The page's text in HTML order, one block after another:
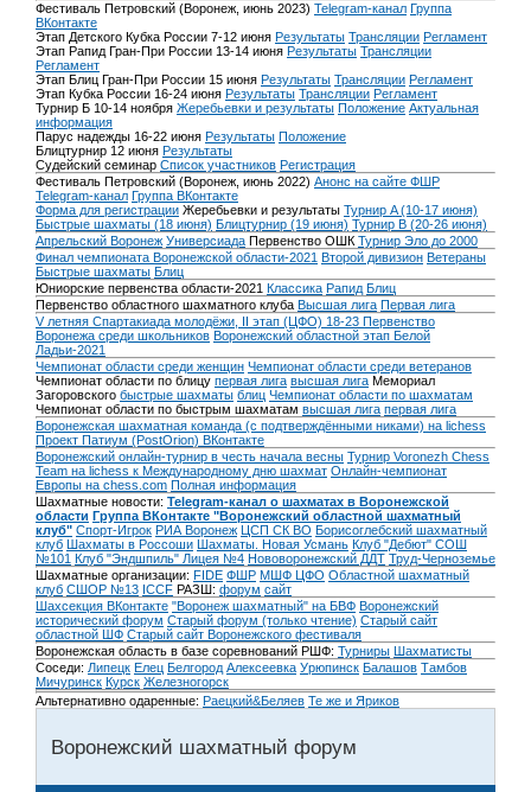
Фестиваль Петровский (Воронеж, июнь 2023) Telegram-канал Группа
ВКонтакте
Этап Детского Кубка России 7-12 июня Результаты Трансляции Регламент
Этап Рапид Гран-При России 13-14 июня Результаты Трансляции
Регламент
Этап Блиц Гран-При России 15 июня Результаты Трансляции Регламент
Этап Кубка России 16-24 июня Результаты Трансляции Регламент
Турнир Б 10-14 ноября Жеребьевки и результаты Положение Актуальная
информация
Парус надежды 16-22 июня Результаты Положение
Блицтурнир 12 июня Результаты
Судейский семинар Список участников Регистрация
Фестиваль Петровский (Воронеж, июнь 2022) Анонс на сайте ФШР
Telegram-канал Группа ВКонтакте
Форма для регистрации Жеребьевки и результаты Турнир A (10-17 июня)
Быстрые шахматы (18 июня) Блицтурнир (19 июня) Турнир B (20-26 июня)
Апрельский Воронеж Универсиада Первенство ОШК Турнир Эло до 2000
Финал чемпионата Воронежской области-2021 Второй дивизион Ветераны
Быстрые шахматы Блиц
Юниорские первенства области-2021 Классика Рапид Блиц
Первенство областного шахматного клуба Высшая лига Первая лига
V летняя Спартакиада молодёжи, II этап (ЦФО) 18-23 Первенство
Воронежа среди школьников Воронежский областной этап Белой
Ладьи-2021
Чемпионат области среди женщин Чемпионат области среди ветеранов
Чемпионат области по блицу первая лига высшая лига Мемориал
Загоровского быстрые шахматы блиц Чемпионат области по шахматам
Чемпионат области по быстрым шахматам высшая лига первая лига
Воронежская шахматная команда (с подтверждёнными никами) на lichess
Проект Патиум (PostOrion) ВКонтакте
Воронежский онлайн-турнир в честь начала весны Турнир Voronezh Chess
Team на lichess к Международному дню шахмат Онлайн-чемпионат
Европы на chess.com Полная информация
Шахматные новости: Telegram-канал о шахматах в Воронежской
области Группа ВКонтакте "Воронежский областной шахматный
клуб" Спорт-Игрок РИА Воронеж ЦСП СК ВО Борисоглебский шахматный
клуб Шахматы в Россоши Шахматы. Новая Усмань Клуб "Дебют" СОШ
№101 Клуб "Эндшпиль" Лицея №4 Нововоронежский ДДТ Труд-Черноземье
Шахматные организации: FIDE ФШР МШФ ЦФО Областной шахматный
клуб СШОР №13 ICCF РАЗШ: форум сайт
Шахсекция ВКонтакте "Воронеж шахматный" на БВФ Воронежский
исторический форум Cтарый форум (только чтение) Старый сайт
областной ШФ Старый сайт Воронежского фестиваля
Воронежская область в базе соревнований РШФ: Турниры Шахматисты
Соседи: Липецк Елец Белгород Алексеевка Урюпинск Балашов Тамбов
Мичуринск Курск Железногорск
Альтернативно одаренные: Раецкий&Беляев Те же и Яриков
Воронежский шахматный форум